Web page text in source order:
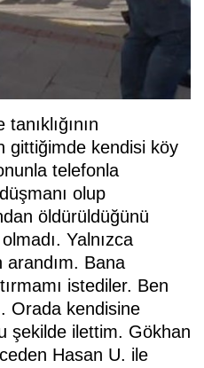
gittiğimde kendisi köy
telefonla
olup
öldürüldüğünü
Yalnızca
arandım. Bana
istediler. Ben
Orada kendisine
şekilde ilettim. Gökhan
Hasan U. ile